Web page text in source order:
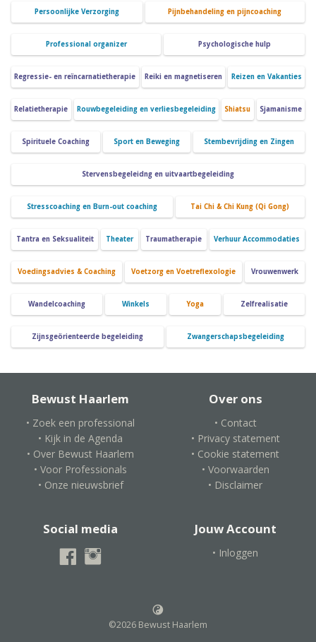
Persoonlijke Verzorging Pijnbehandeling en pijncoaching
Professional organizer Psychologische hulp
Regressie- en reïncarnatietherapie Reiki en magnetiseren Reizen en Vakanties
Relatietherapie Rouwbegeleiding en verliesbegeleiding Shiatsu Sjamanisme
Spirituele Coaching Sport en Beweging Stembevrijding en Zingen
Stervensbegeleidng en uitvaartbegeleiding
Stresscoaching en Burn-out coaching Tai Chi & Chi Kung (Qi Gong)
Tantra en Seksualiteit Theater Traumatherapie Verhuur Accommodaties
Voedingsadvies & Coaching Voetzorg en Voetreflexologie Vrouwenwerk
Wandelcoaching Winkels Yoga Zelfrealisatie
Zijnsgeörienteerde begeleiding Zwangerschapsbegeleiding
Bewust Haarlem
• Zoek een professional
• Kijk in de Agenda
• Over Bewust Haarlem
• Voor Professionals
• Onze nieuwsbrief
Over ons
• Contact
• Privacy statement
• Cookie statement
• Voorwaarden
• Disclaimer
Social media Jouw Account
• Inloggen
©2026 Bewust Haarlem